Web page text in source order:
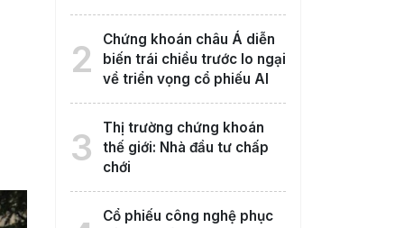
2
Chứng khoán châu Á diễn
biến trái chiều trước lo ngại
về triển vọng cổ phiếu AI
3
Thị trường chứng khoán
thế giới: Nhà đầu tư chấp
chới
Cổ phiếu công nghệ phục